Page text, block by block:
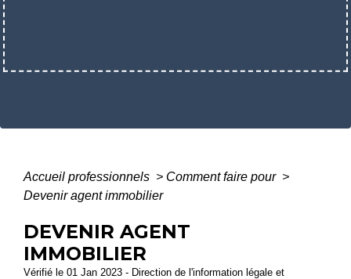
Accueil professionnels > Comment faire pour >
Devenir agent immobilier
DEVENIR AGENT
IMMOBILIER
Vérifié le 01 Jan 2023 - Direction de l'information légale et